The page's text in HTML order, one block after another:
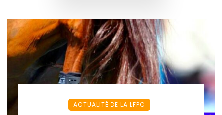
ACTUALITÉ DE LA LFPC